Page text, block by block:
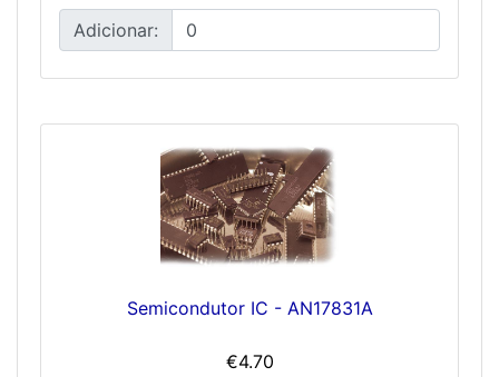
Adicionar:
Semicondutor IC - AN17831A
€4.70